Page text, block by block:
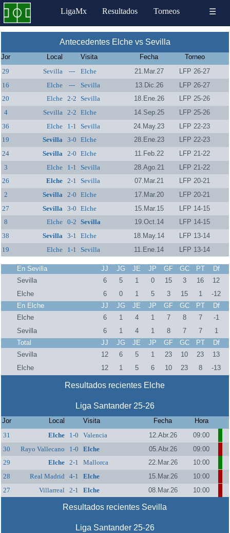
LigaMx Resultados Torneos ☰
Antecedentes Elche vs Sevilla
Jor Local Visita Fecha
Torneo
29
Sevilla --- Elche 21.Mar.27
LFP 26-27
16
Elche --- Sevilla 13.Dic.26
LFP 26-27
20
Elche 2-2 Sevilla 18.Ene.26
LFP 25-26
4
Sevilla 2-2 Elche 14.Sep.25
LFP 25-26
36
Elche 1-1 Sevilla 24.May.23
LFP 22-23
19
Sevilla 3-0 Elche 28.Ene.23
LFP 22-23
24
Sevilla 2-0 Elche 11.Feb.22
LFP 21-22
3
Elche 1-1 Sevilla 28.Ago.21
LFP 21-22
26
Elche 2-1 Sevilla 07.Mar.21
LFP 20-21
2
Sevilla 2-0 Elche 17.Mar.20
LFP 20-21
27
Sevilla 3-0 Elche 15.Mar.15
LFP 14-15
8
Elche 0-2 Sevilla 19.Oct.14
LFP 14-15
38
Sevilla 3-1 Elche 18.May.14
LFP 13-14
19
Elche 1-1 Sevilla 11.Ene.14 LFP 13-14
En Sevilla JJ JG JE JP GF GC PT
Df
Sevilla
6 5 1 0 15 3 16
12
Elche
6 0 1 5 3 15 1
-12
En Elche
JJ JG JE JP GF GC PT
Df
Elche
6 1 4 1 7 8 7
-1
Sevilla
6 1 4 1 8 7 7
1
Total
JJ JG JE JP GF GC PT
Df
Sevilla
12 6 5 1 23 10 23
13
Elche
12 1 5 6 10 23 8 -13
Resultados recientes Elche
Liga Santander 25-26
Jor Local Visita Fecha
Hora
31
Elche 1-0 Valencia 12.Abr.26
09:00
30
Rayo Vallecano 1-0 Elche 05.Abr.26
09:00
29
Elche 2-1 Mallorca 22.Mar.26
10:00
28
Real Madrid 4-1 Elche 15.Mar.26
10:00
27
Villarreal 2-1 Elche 08.Mar.26 10:00
Resultados recientes Sevilla
Liga Santander 25-26